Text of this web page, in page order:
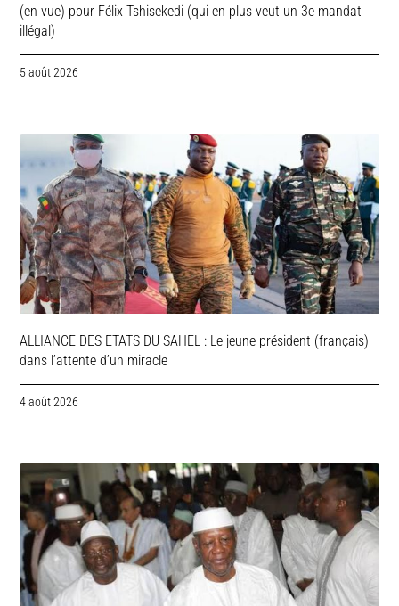
(en vue) pour Félix Tshisekedi (qui en plus veut un 3e mandat
illégal)
5 août 2026
ALLIANCE DES ETATS DU SAHEL : Le jeune président (français)
dans l’attente d’un miracle
4 août 2026